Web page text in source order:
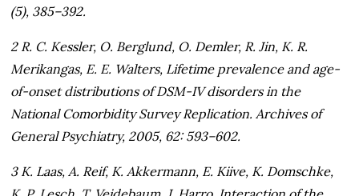
(5), 385–392.
2 R. C. Kessler, O. Berglund, O. Demler, R. Jin, K. R.
Merikangas, E. E. Walters, Lifetime prevalence and age-
of-onset distributions of DSM-IV disorders in the
National Comorbidity Survey Replication. Archives of
General Psychiatry, 2005, 62: 593–602.
3 K. Laas, A. Reif, K. Akkermann, E. Kiive, K. Domschke,